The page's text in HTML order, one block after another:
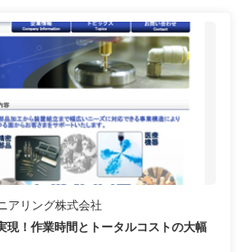
アリング株式会社
現！作業時間とトータルコストの大幅